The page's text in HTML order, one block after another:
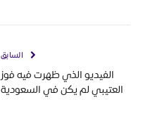
السابق
الفيديو الذي ظهرت فيه فوز
العتيبي لم يكن في السعودية